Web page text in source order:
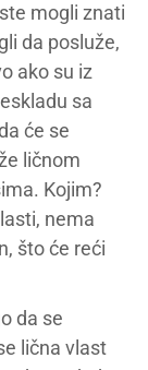
mogli znati
da posluže,
ako su iz
sa
će se
ličnom
Kojim?
nema
što će reći
da se
lična vlast